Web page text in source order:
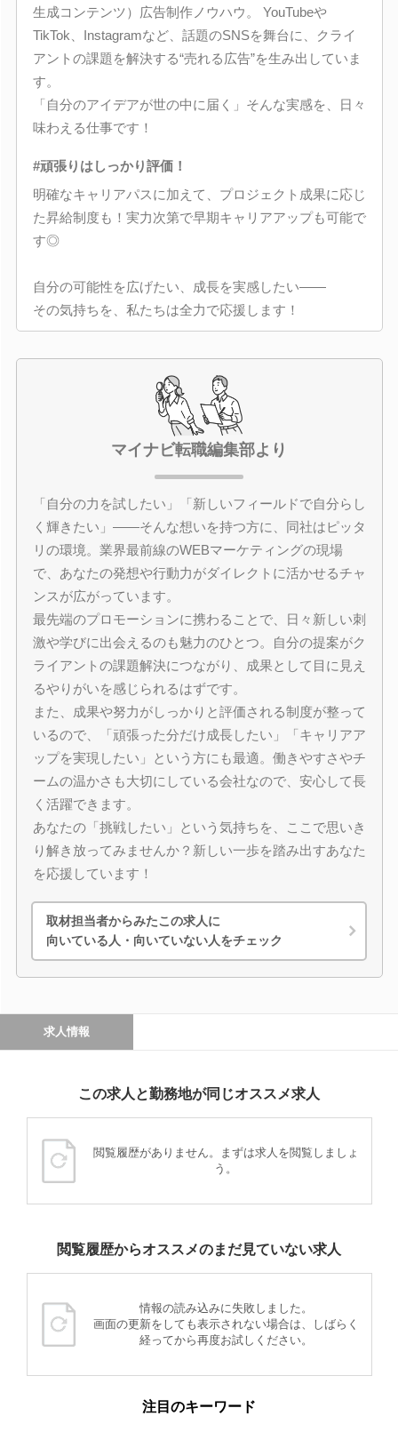
生成コンテンツ）広告制作ノウハウ。 YouTubeや
TikTok、Instagramなど、話題のSNSを舞台に、クライ
アントの課題を解決する“売れる広告”を生み出していま
す。
「自分のアイデアが世の中に届く」そんな実感を、日々
味わえる仕事です！
#頑張りはしっかり評価！
明確なキャリアパスに加えて、プロジェクト成果に応じ
た昇給制度も！実力次第で早期キャリアアップも可能で
す◎
自分の可能性を広げたい、成長を実感したい――
その気持ちを、私たちは全力で応援します！
マイナビ転職編集部より
「自分の力を試したい」「新しいフィールドで自分らし
く輝きたい」――そんな想いを持つ方に、同社はピッタ
リの環境。業界最前線のWEBマーケティングの現場
で、あなたの発想や行動力がダイレクトに活かせるチャ
ンスが広がっています。
最先端のプロモーションに携わることで、日々新しい刺
激や学びに出会えるのも魅力のひとつ。自分の提案がク
ライアントの課題解決につながり、成果として目に見え
るやりがいを感じられるはずです。
また、成果や努力がしっかりと評価される制度が整って
いるので、「頑張った分だけ成長したい」「キャリアア
ップを実現したい」という方にも最適。働きやすさやチ
ームの温かさも大切にしている会社なので、安心して長
く活躍できます。
あなたの「挑戦したい」という気持ちを、ここで思いき
り解き放ってみませんか？新しい一歩を踏み出すあなた
を応援しています！
取材担当者からみたこの求人に
向いている人・向いていない人をチェック
求人情報
この求人と勤務地が同じオススメ求人
閲覧履歴がありません。まずは求人を閲覧しましょ
う。
閲覧履歴からオススメのまだ見ていない求人
情報の読み込みに失敗しました。
画面の更新をしても表示されない場合は、しばらく
経ってから再度お試しください。
注目のキーワード